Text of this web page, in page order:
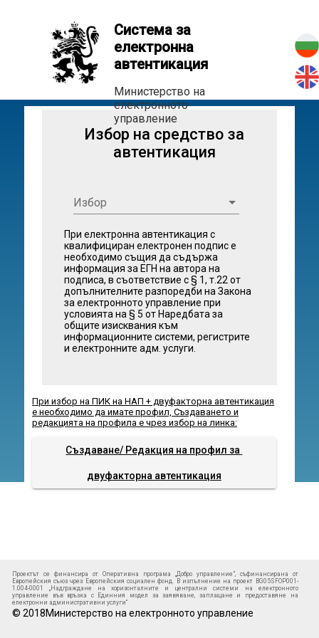
Система за
електронна
автентикация
Министерство на
електронното
управление
Избор на средство за
автентикация
Избор
При електронна автентикация с
квалифициран електронен подпис е
необходимо същия да съдържа
информация за ЕГН на автора на
подписа, в съответствие с § 1, т.22 от
допълнителните разпоредби на Закона
за електронното управление при
условията на § 5 от Наредбата за
общите изисквания към
информационните системи, регистрите
и електронните адм. услуги.
При избор на ПИК на НАП + двуфакторна автентикация
е необходимо да имате профил, Създаването и
редакцията на профила е чрез избор на линка:
Създаване/ Редакция на профил за
двуфакторна автентикация
Проектът се финансира от Оперативна програма „Добро управление”, съфинансирана от
Европейския съюз чрез Европейския социален фонд. В изпълнение на проект BG05SFOP001-
1.004-0001 „Надграждане на хоризонталните и централни системи на електронното
управление във връзка с Единния модел за заявяване, заплащане и предоставяне на
електронни административни услуги“
© 2018Министерство на електронното управление